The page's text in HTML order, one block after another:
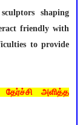
shaping
friendly with
to provide
அளித்த